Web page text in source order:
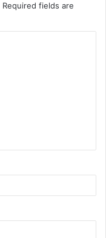
Required fields are